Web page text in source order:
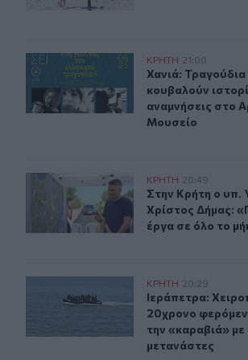
Χανιά: Τραγούδια που κουβαλούν
ΚΡΗΤΗ 21:00
Χανιά:
Χανιά:
κουβαλούν
αναμνήσεις στο
Μουσείο
Στην Κρήτη ο υπ. Υποδομών
ΚΡΗΤΗ 20:49
Στην Κρήτη ο
Στην Κρήτη ο υπ.
Χρίστος Δήμας:
έργα σε όλο το
Ιεράπετρα: Χειροπέδες σε 20χρονο
ΚΡΗΤΗ 20:29
Ιεράπετρα:
Ιεράπετρα:
20χρονο
την «καραβιά» με
μετανάστες